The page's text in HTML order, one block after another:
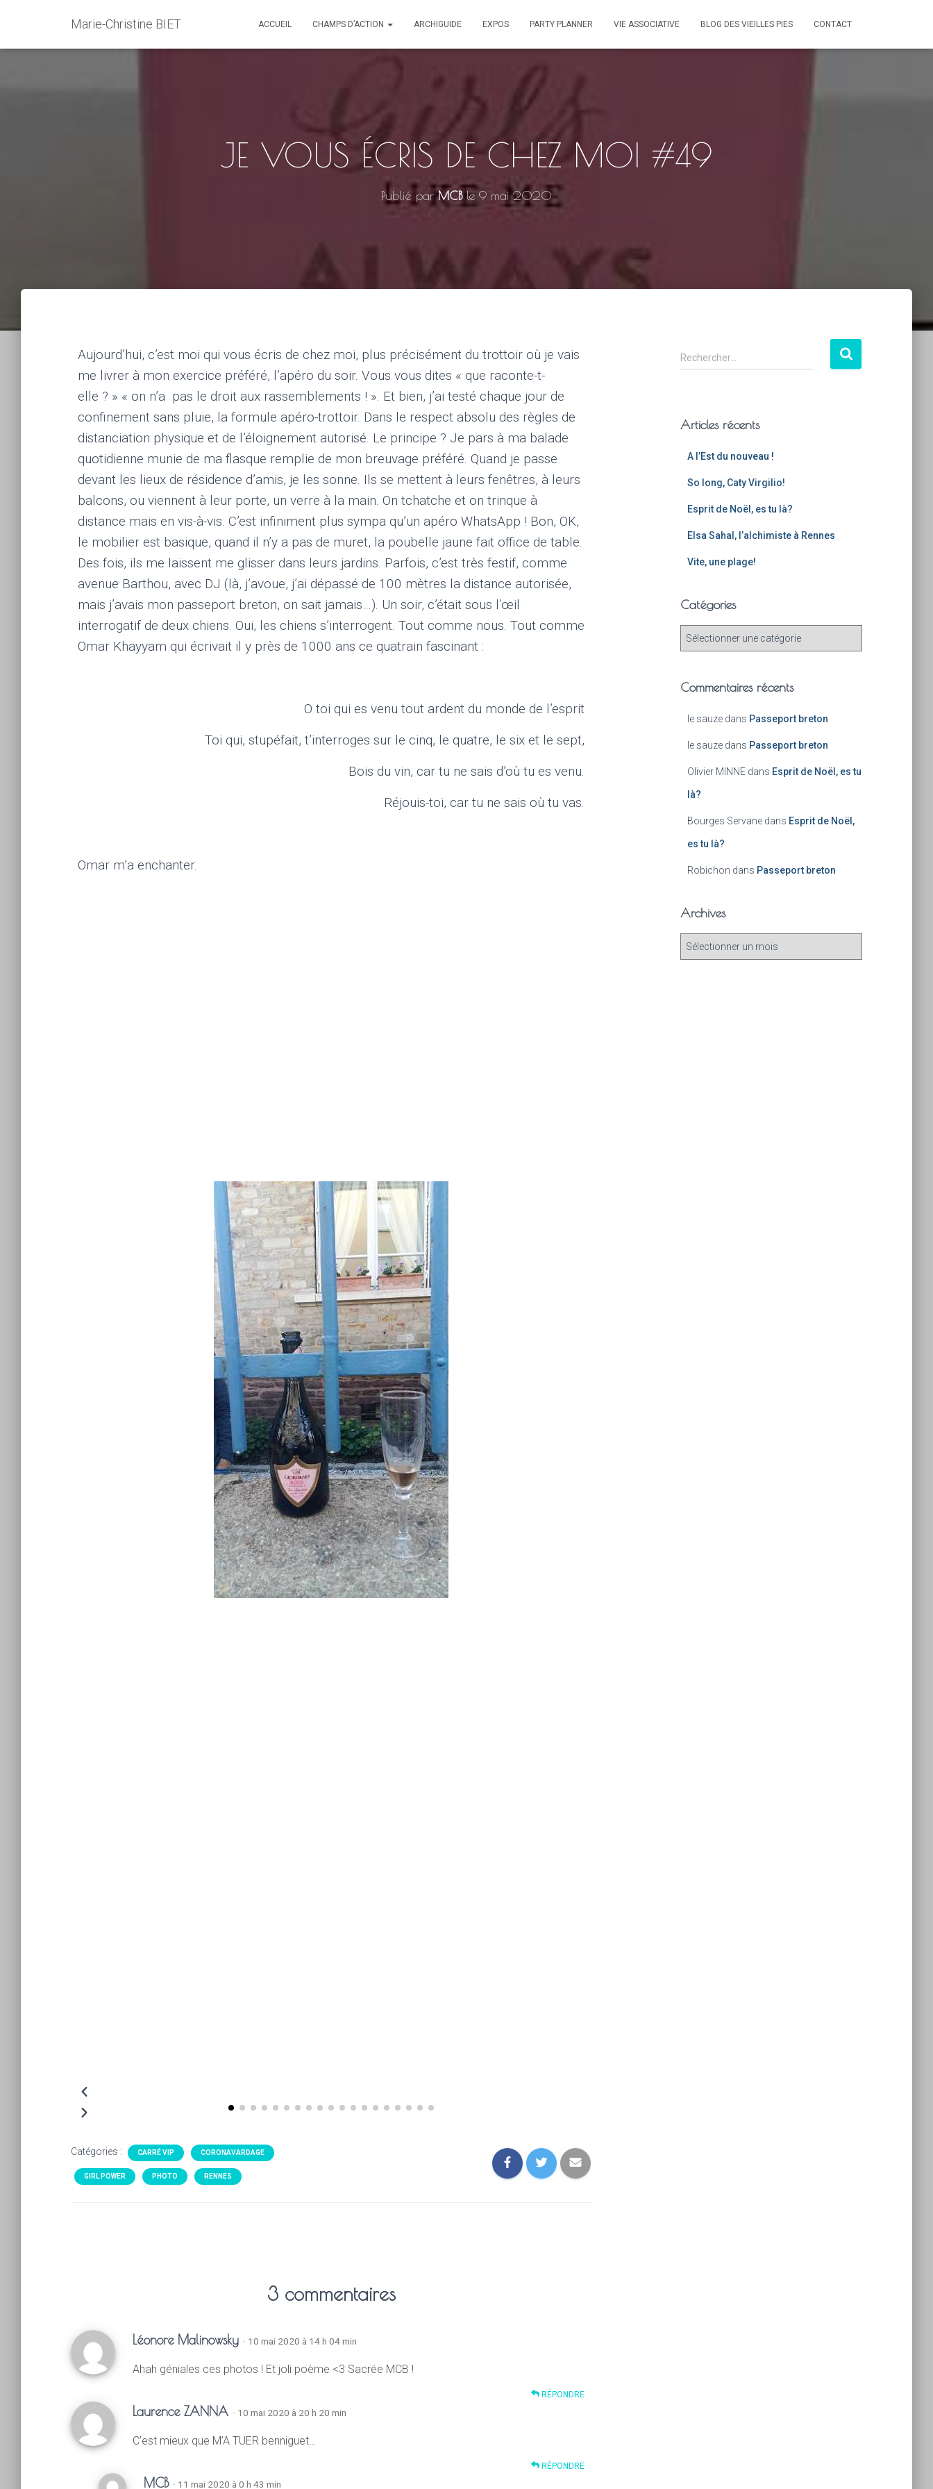
Marie-Christine BIET ACCUEIL CHAMPS D’ACTION ARCHIGUIDE EXPOS PARTY PLANNER VIE ASSOCIATIVE BLOG DES VIEILLES PIES CONTACT
JE VOUS ÉCRIS DE CHEZ MOI #49
Publié parMCBle 9 mai 2020
Aujourd’hui, c’est moi qui vous écris de chez moi, plus précisément du trottoir où je vais
me livrer à mon exercice préféré, l’apéro du soir. Vous vous dites « que raconte-t-
elle ? » « on n’a pas le droit aux rassemblements ! ». Et bien, j’ai testé chaque jour de
confinement sans pluie, la formule apéro-trottoir. Dans le respect absolu des règles de
distanciation physique et de l’éloignement autorisé. Le principe ? Je pars à ma balade
quotidienne munie de ma flasque remplie de mon breuvage préféré. Quand je passe
devant les lieux de résidence d’amis, je les sonne. Ils se mettent à leurs fenêtres, à leurs
balcons, ou viennent à leur porte, un verre à la main. On tchatche et on trinque à
distance mais en vis-à-vis. C’est infiniment plus sympa qu’un apéro WhatsApp ! Bon, OK,
le mobilier est basique, quand il n’y a pas de muret, la poubelle jaune fait office de table.
Des fois, ils me laissent me glisser dans leurs jardins. Parfois, c’est très festif, comme
avenue Barthou, avec DJ (là, j’avoue, j’ai dépassé de 100 mètres la distance autorisée,
mais j’avais mon passeport breton, on sait jamais…). Un soir, c’était sous l’œil
interrogatif de deux chiens. Oui, les chiens s’interrogent. Tout comme nous. Tout comme
Omar Khayyam qui écrivait il y près de 1000 ans ce quatrain fascinant :
O toi qui es venu tout ardent du monde de l’esprit
Toi qui, stupéfait, t’interroges sur le cinq, le quatre, le six et le sept,
Bois du vin, car tu ne sais d’où tu es venu.
Réjouis-toi, car tu ne sais où tu vas.
Omar m’a enchanter.
Catégories : CARRÉ VIP CORONAVARDAGE
GIRL POWER PHOTO RENNES
3 commentaires
Léonore Malinowsky · 10 mai 2020 à 14 h 04 min
Ahah géniales ces photos ! Et joli poème <3 Sacrée MCB !
RÉPONDRE
Laurence ZANNA · 10 mai 2020 à 20 h 20 min
C’est mieux que M’A TUER benniguet…
RÉPONDRE
MCB · 11 mai 2020 à 0 h 43 min
Rechercher…
Articles récents
A l’Est du nouveau !
So long, Caty Virgilio!
Esprit de Noël, es tu là?
Elsa Sahal, l’alchimiste à Rennes
Vite, une plage!
Catégories
Commentaires récents
le sauzedans Passeport breton
le sauzedans Passeport breton
Olivier MINNEdans Esprit de Noël, es tu
là?
Bourges Servanedans Esprit de Noël,
es tu là?
Robichon dans Passeport breton
Archives